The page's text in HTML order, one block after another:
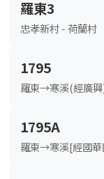
羅東3
忠孝新村 - 荷蘭村
1795
羅東→寒溪(經廣
1795A
羅東→寒溪[經國華